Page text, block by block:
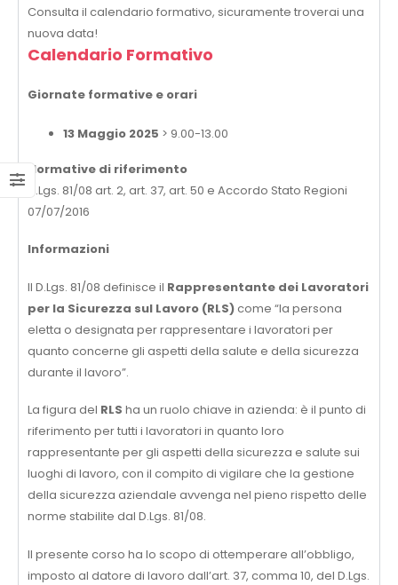
Consulta il calendario formativo, sicuramente troverai una
nuova data!
Calendario Formativo
Giornate formative e orari
13 Maggio 2025 > 9.00-13.00
Normative di riferimento
D.Lgs. 81/08 art. 2, art. 37, art. 50 e Accordo Stato Regioni
07/07/2016
Informazioni
Il D.Lgs. 81/08 definisce il Rappresentante dei Lavoratori
per la Sicurezza sul Lavoro (RLS)come “la persona
eletta o designata per rappresentare i lavoratori per
quanto concerne gli aspetti della salute e della sicurezza
durante il lavoro”.
La figura del RLS ha un ruolo chiave in azienda: è il punto di
riferimento per tutti i lavoratori in quanto loro
rappresentante per gli aspetti della sicurezza e salute sui
luoghi di lavoro, con il compito di vigilare che la gestione
della sicurezza aziendale avvenga nel pieno rispetto delle
norme stabilite dal D.Lgs. 81/08.
Il presente corso ha lo scopo di ottemperare all’obbligo,
imposto al datore di lavoro dall’art. 37, comma 10, del D.Lgs.